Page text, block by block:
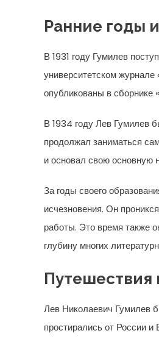
Ранние годы
В 1931 году Гумилев
университетском журнале
опубликованы в сборнике
В 1934 году Лев Гумилев
продолжал заниматься
и основал свою основную
За годы своего
исчезновения. Он
работы. Это время также
глубину многих
Путешествия
Лев Николаевич Гумилев
простирались от России